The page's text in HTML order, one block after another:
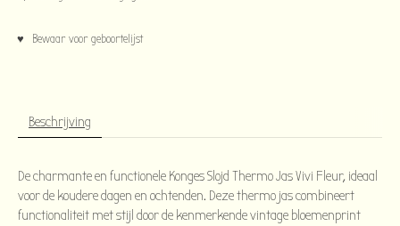
♥ Bewaar voor geboortelijst
Beschrijving
De charmante en functionele Konges Slojd Thermo Jas Vivi Fleur, ideaal
voor de koudere dagen en ochtenden. Deze thermo jas combineert
functionaliteit met stijl door de kenmerkende vintage bloemenprint